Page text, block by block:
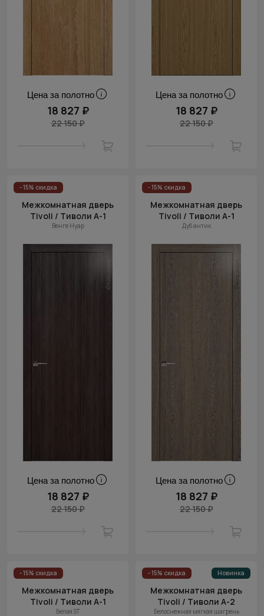
Цена за полотно
18 827 ₽
22 150 ₽
Цена за полотно
18 827 ₽
22 150 ₽
- 15% скидка
Межкомнатная дверь
Tivoli / Тиволи А-1
Венге Нуар
Цена за полотно
18 827 ₽
22 150 ₽
- 15% скидка
Межкомнатная дверь
Tivoli / Тиволи А-1
Дуб антик
Цена за полотно
18 827 ₽
22 150 ₽
- 15% скидка
Межкомнатная дверь
Tivoli / Тиволи А-1
Белая ST
- 15% скидка Новинка
Межкомнатная дверь
Tivoli / Тиволи А-2
Белоснежная мягкая шагрень